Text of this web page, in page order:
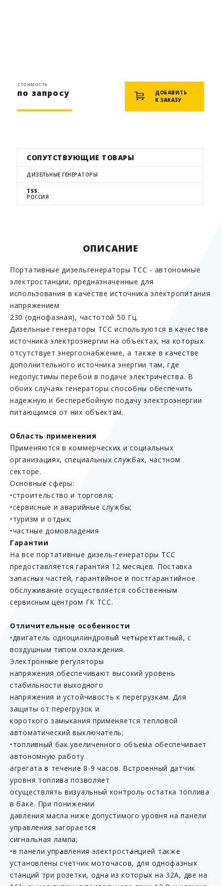
стоимость
по запросу
ДОБАВИТЬ
К ЗАКАЗУ
СОПУТСТВУЮЩИЕ ТОВАРЫ
ДИЗЕЛЬНЫЕ ГЕНЕРАТОРЫ
TSS,
РОССИЯ
ОПИСАНИЕ
Портативные дизельгенераторы ТСС - автономные
электростанции, предназначенные для
использования в качестве источника электропитания
напряжением
230 (однофазная), частотой 50 Гц.
Дизельные генераторы ТСС используются в качестве
источника электроэнергии на объектах, на которых
отсутствует энергоснабжение, а также в качестве
дополнительного источника энергии там, где
недопустимы перебои в подаче электричества. В
обоих случаях генераторы способны обеспечить
надежную и бесперебойную подачу электроэнергии
питающимся от них объектам.
Область применения
Применяются в коммерческих и социальных
организациях, специальных службах, частном
секторе.
Основные сферы:
•строительство и торговля;
•сервисные и аварийные службы;
•туризм и отдых;
•частные домовладения
Гарантии
На все портативные дизель-генераторы ТСС
предоставляется гарантия 12 месяцев. Поставка
запасных частей, гарантийное и постгарантийное
обслуживание осуществляется собственным
сервисным центром ГК ТСС.
Отличительные особенности
•двигатель одноцилиндровый четырехтактный, с
воздушным типом охлаждения.
Электронные регуляторы
напряжения обеспечивают высокий уровень
стабильности выходного
напряжения и устойчивость к перегрузкам. Для
защиты от перегрузок и
короткого замыкания применяется тепловой
автоматический выключатель;
•топливный бак увеличенного объема обеспечивает
автономную работу
агрегата в течение 8-9 часов. Встроенный датчик
уровня топлива позволяет
осуществлять визуальный контроль остатка топлива
в баке. При понижении
давления масла ниже допустимого уровня на панели
управления загорается
сигнальная лампа;
•в панели управления электростанцией также
установлены счетчик моточасов, для однофазных
станций три розетки, одна из которых на 32А, две на